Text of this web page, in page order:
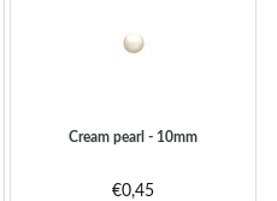
Cream pearl - 10mm
€0,45